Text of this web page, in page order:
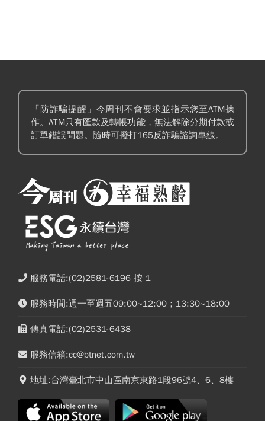
「防詐騙提醒」今周刊不會要求並指示您至ATM操
作。ATM只有匯款及轉帳功能，無法解除分期付款或
訂單錯誤問題。隨時可撥打165反詐騙諮詢專線。
服務電話:(02)2581-6196 按 1
服務時間:週一至週五09:00~12:00；13:30~18:00
傳真電話:(02)2531-6438
服務信箱:cc@btnet.com.tw
地址:台灣臺北市中山區南京東路1段96號4、6、8樓